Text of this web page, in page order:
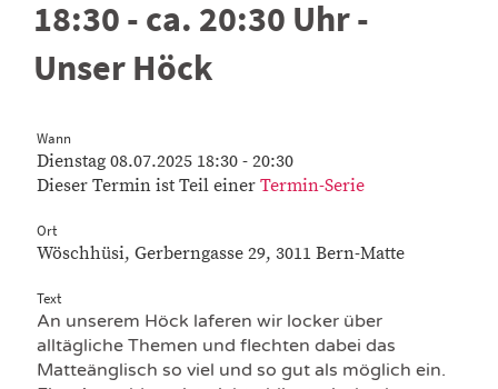
18:30 - ca. 20:30 Uhr -
Unser Höck
Wann
Dienstag 08.07.2025 18:30 - 20:30
Dieser Termin ist Teil einer Termin-Serie
Ort
Wöschhüsi, Gerberngasse 29, 3011 Bern-Matte
Text
An unserem Höck laferen wir locker über
alltägliche Themen und flechten dabei das
Matteänglisch so viel und so gut als möglich ein.